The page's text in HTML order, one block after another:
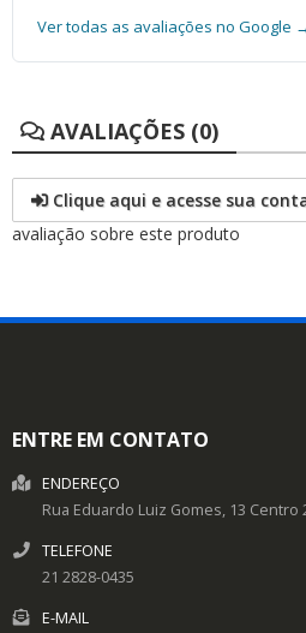
Ver todas as avaliações no Google
AVALIAÇÕES (0)
Clique aqui e acesse sua
avaliação sobre este produto
ENTRE EM CONTATO
ENDEREÇO
Rua Eduardo Luiz Gomes, 13 Centro
TELEFONE
21 2828-0435
E-MAIL